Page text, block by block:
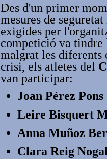
Des d'un primer
mesures de
exigides per
competició va tindre
malgrat les diferents
crisi, els atletes del
van participar:
Joan Pérez Pons
Leire Bisquert
Anna Muñoz
Clara Reig